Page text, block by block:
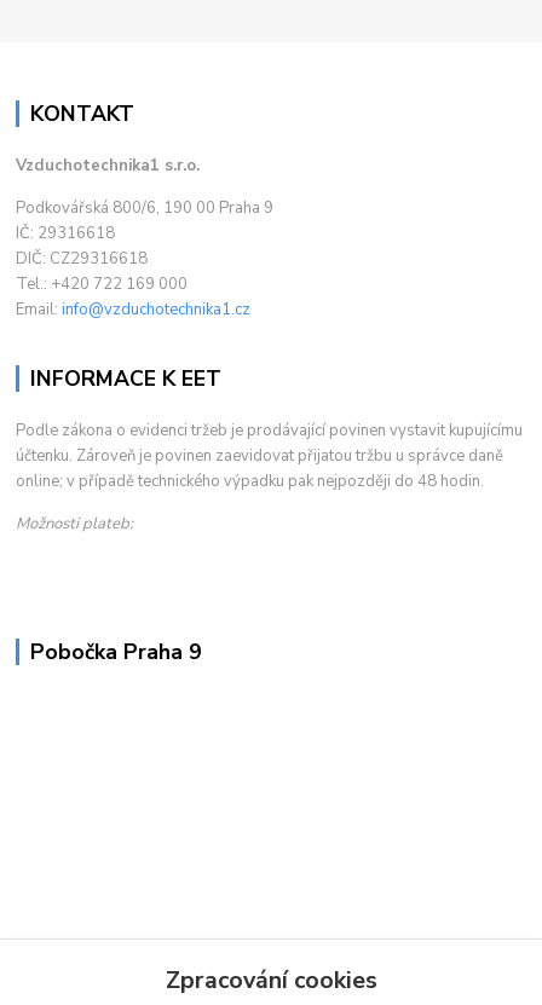
KONTAKT
Vzduchotechnika1 s.r.o.
Podkovářská 800/6, 190 00 Praha 9
IČ: 29316618
DIČ: CZ29316618
Tel.: +420 722 169 000
Email:info@vzduchotechnika1.cz
INFORMACE K EET
Podle zákona o evidenci tržeb je prodávající povinen vystavit kupujícímu
účtenku. Zároveň je povinen zaevidovat přijatou tržbu u správce daně
online; v případě technického výpadku pak nejpozději do 48 hodin.
Možnosti plateb:
Pobočka Praha 9
Zpracování cookies